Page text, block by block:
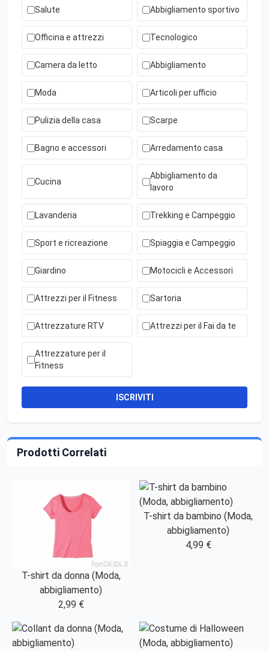
Salute Abbigliamento sportivo
Officina e attrezzi Tecnologico
Camera da letto Abbigliamento
Moda Articoli per ufficio
Pulizia della casa Scarpe
Bagno e accessori Arredamento casa
Cucina
Abbigliamento da
lavoro
Lavanderia Trekking e Campeggio
Sport e ricreazione Spiaggia e Campeggio
Giardino Motocicli e Accessori
Attrezzi per il Fitness Sartoria
Attrezzature RTV Attrezzi per il Fai da te
Attrezzature per il
Fitness
ISCRIVITI
Prodotti Correlati
T-shirt da donna (Moda,
abbigliamento)
2,99 €
T-shirt da bambino (Moda,
abbigliamento)
4,99 €